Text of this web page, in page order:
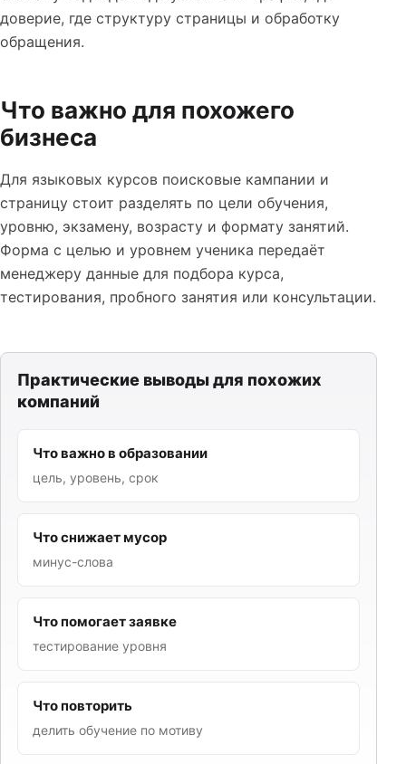
доверие, где структуру страницы и обработку
обращения.
Что важно для похожего
бизнеса
Для языковых курсов поисковые кампании и
страницу стоит разделять по цели обучения,
уровню, экзамену, возрасту и формату занятий.
Форма с целью и уровнем ученика передаёт
менеджеру данные для подбора курса,
тестирования, пробного занятия или консультации.
Практические выводы для похожих
компаний
Что важно в образовании
цель, уровень, срок
Что снижает мусор
минус-слова
Что помогает заявке
тестирование уровня
Что повторить
делить обучение по мотиву